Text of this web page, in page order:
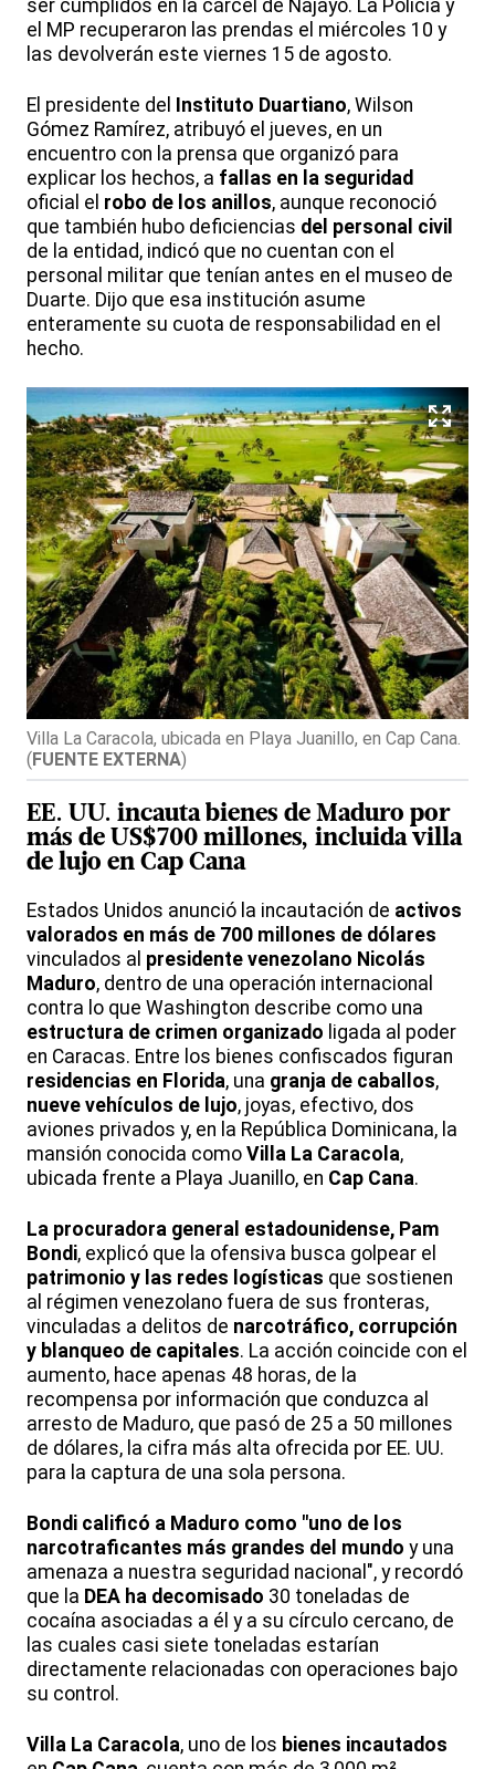
ser cumplidos en la cárcel de Najayo. La Policía y
el MP recuperaron las prendas el miércoles 10 y
las devolverán este viernes 15 de agosto.
El presidente del Instituto Duartiano, Wilson
Gómez Ramírez, atribuyó el jueves, en un
encuentro con la prensa que organizó para
explicar los hechos, a fallas en la seguridad
oficial el robo de los anillos, aunque reconoció
que también hubo deficiencias del personal civil
de la entidad, indicó que no cuentan con el
personal militar que tenían antes en el museo de
Duarte. Dijo que esa institución asume
enteramente su cuota de responsabilidad en el
hecho.
Villa La Caracola, ubicada en Playa Juanillo, en Cap Cana.
( FUENTE EXTERNA)
EE. UU. incauta bienes de Maduro por
más de US$700 millones, incluida villa
de lujo en Cap Cana
Estados Unidos anunció la incautación de activos
valorados en más de 700 millones de dólares
vinculados al presidente venezolano Nicolás
Maduro, dentro de una operación internacional
contra lo que Washington describe como una
estructura de crimen organizado ligada al poder
en Caracas. Entre los bienes confiscados figuran
residencias en Florida, una granja de caballos,
nueve vehículos de lujo, joyas, efectivo, dos
aviones privados y, en la República Dominicana, la
mansión conocida como Villa La Caracola,
ubicada frente a Playa Juanillo, en Cap Cana.
La procuradora general estadounidense, Pam
Bondi, explicó que la ofensiva busca golpear el
patrimonio y las redes logísticas que sostienen
al régimen venezolano fuera de sus fronteras,
vinculadas a delitos de narcotráfico, corrupción
y blanqueo de capitales. La acción coincide con el
aumento, hace apenas 48 horas, de la
recompensa por información que conduzca al
arresto de Maduro, que pasó de 25 a 50 millones
de dólares, la cifra más alta ofrecida por EE. UU.
para la captura de una sola persona.
Bondi calificó a Maduro como "uno de los
narcotraficantes más grandes del mundo y una
amenaza a nuestra seguridad nacional", y recordó
que la DEA ha decomisado 30 toneladas de
cocaína asociadas a él y a su círculo cercano, de
las cuales casi siete toneladas estarían
directamente relacionadas con operaciones bajo
su control.
Villa La Caracola, uno de los bienes incautados